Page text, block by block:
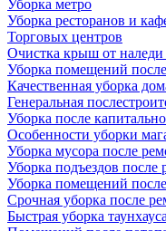
Уборка метро
Уборка ресторанов и
Торговых центров
Очистка крыш от наледи
Уборка помещений
Качественная уборка
Генеральная
Уборка после
Особенности уборки
Уборка мусора после
Уборка подъездов после
Уборка помещений
Срочная уборка после
Быстрая уборка